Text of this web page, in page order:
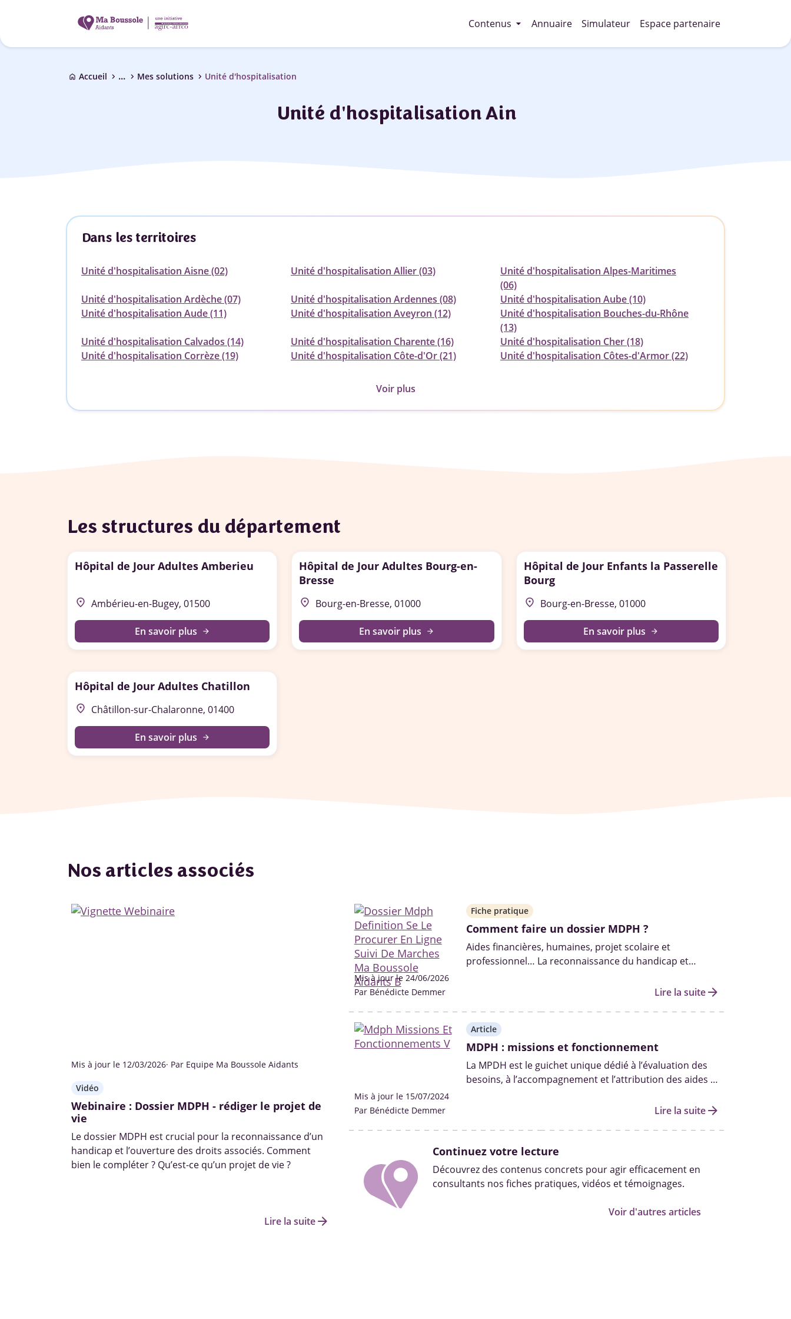
Contenus arrow_drop_down Annuaire Simulateur Espace partenaire
home Accueil chevron_right ... chevron_right Mes solutions chevron_right Unité d'hospitalisation
Unité d'hospitalisation Ain
Dans les territoires
Unité d'hospitalisation Aisne (02) Unité d'hospitalisation Allier (03)
Unité d'hospitalisation Alpes-Maritimes
(06)
Unité d'hospitalisation Ardèche (07)
Unité d'hospitalisation Ardennes (08)
Unité d'hospitalisation Aube (10)
Unité d'hospitalisation Aude (11)
Unité d'hospitalisation Aveyron (12)
Unité d'hospitalisation Bouches-du-Rhône
(13)
Unité d'hospitalisation Calvados (14)
Unité d'hospitalisation Charente (16)
Unité d'hospitalisation Cher (18)
Unité d'hospitalisation Corrèze (19)
Unité d'hospitalisation Côte-d'Or (21) Unité d'hospitalisation Côtes-d'Armor (22)
Voir plus
Les structures du département
Hôpital de Jour Adultes Amberieu
place Ambérieu-en-Bugey, 01500
En savoir plus arrow_forward
Hôpital de Jour Adultes Bourg-en-
Bresse
place Bourg-en-Bresse, 01000
En savoir plus arrow_forward
Hôpital de Jour Enfants la Passerelle
Bourg
place Bourg-en-Bresse, 01000
En savoir plus arrow_forward
Hôpital de Jour Adultes Chatillon
place Châtillon-sur-Chalaronne, 01400
En savoir plus arrow_forward
Nos articles associés
Mis à jour le 12/03/2026· Par Equipe Ma Boussole Aidants
Vidéo
Webinaire : Dossier MDPH - rédiger le projet de
vie
Le dossier MDPH est crucial pour la reconnaissance d’un
handicap et l’ouverture des droits associés. Comment
bien le compléter ? Qu’est-ce qu’un projet de vie ?
Lire la suitearrow_forward
Mis à jour le 24/06/2026
Par Bénédicte Demmer
Fiche pratique
Comment faire un dossier MDPH ?
Aides financières, humaines, projet scolaire et
professionnel… La reconnaissance du handicap et
dossier MDPH. Demande, renouvellement et suivi…
Lire la suitearrow_forward
Mis à jour le 15/07/2024
Par Bénédicte Demmer
Article
MDPH : missions et fonctionnement
La MPDH est le guichet unique dédié à l’évaluation des
besoins, à l’accompagnement et l’attribution des aides et
Lire la suitearrow_forward
Continuez votre lecture
Découvrez des contenus concrets pour agir efficacement en
consultants nos fiches pratiques, vidéos et témoignages.
Voir d'autres articles